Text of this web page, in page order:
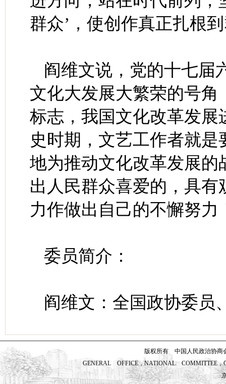
群众’，使创作真正扎根
阎维文说，党的十七届
文化大发展大繁荣的号
标志，我国文化改革发展
史时期，文艺工作者就
地为推动文化改革发展
出人民群众喜爱的，具
力作做出自己的不懈努力
委员简介：
阎维文：全国政协委员
版权所有 中国人民政治协商
GENERAL OFFICE，NATIONAL COMMITTEE，